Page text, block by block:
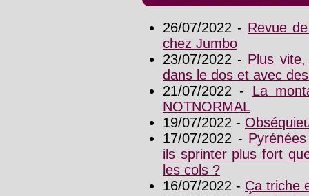
26/07/2022 - Revue
chez Jumbo
23/07/2022 - Plus
dans le dos et avec
21/07/2022 - La
NOTNORMAL
19/07/2022 -
17/07/2022 -
ils sprinter plus fort
les cols ?
16/07/2022 - Ça triche